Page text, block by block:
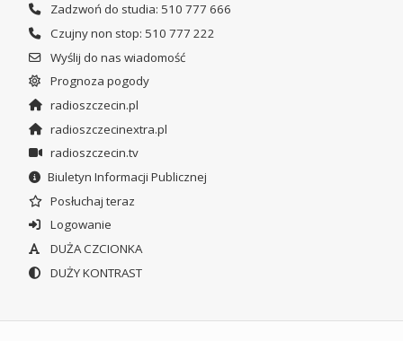
Zadzwoń do studia: 510 777 666
Czujny non stop: 510 777 222
Wyślij do nas wiadomość
Prognoza pogody
radioszczecin.pl
radioszczecinextra.pl
radioszczecin.tv
Biuletyn Informacji Publicznej
Posłuchaj teraz
Logowanie
DUŻA CZCIONKA
DUŻY KONTRAST